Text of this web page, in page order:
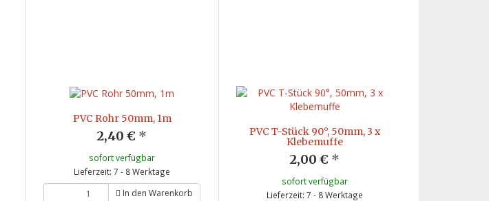
PVC Rohr 50mm, 1m
2,40 € *
sofort verfügbar
Lieferzeit: 7 - 8 Werktage
In den Warenkorb
PVC T-Stück 90°, 50mm, 3 x
Klebemuffe
2,00 € *
sofort verfügbar
Lieferzeit: 7 - 8 Werktage